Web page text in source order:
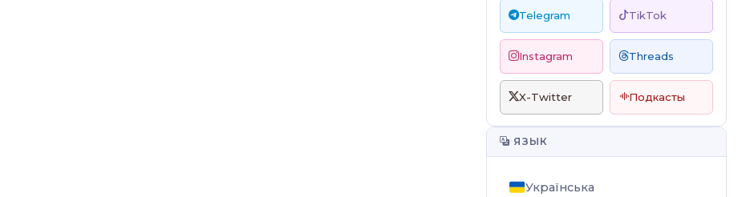
Telegram TikTok
Instagram Threads
X-Twitter Подкасты
ЯЗЫК
Українська